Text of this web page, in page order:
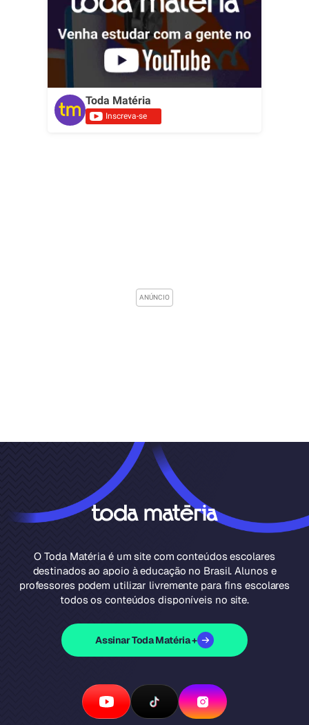
Toda Matéria
Inscreva-se
O Toda Matéria é um site com conteúdos escolares
destinados ao apoio à educação no Brasil. Alunos e
professores podem utilizar livremente para fins escolares
todos os conteúdos disponíveis no site.
Assinar Toda Matéria +